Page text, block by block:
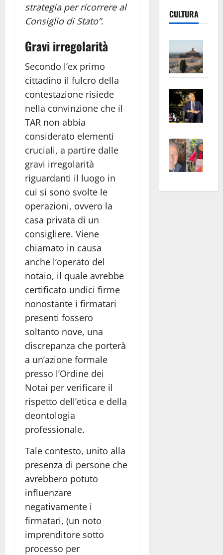
strategia per ricorrere al
Consiglio di Stato”.
Gravi irregolarità
Secondo l’ex primo
cittadino il fulcro della
contestazione risiede
nella convinzione che il
TAR non abbia
considerato elementi
cruciali, a partire dalle
gravi irregolarità
riguardanti il luogo in
cui si sono svolte le
operazioni, ovvero la
casa privata di un
consigliere. Viene
chiamato in causa
anche l’operato del
notaio, il quale avrebbe
certificato undici firme
nonostante i firmatari
presenti fossero
soltanto nove, una
discrepanza che porterà
a un’azione formale
presso l’Ordine dei
Notai per verificare il
rispetto dell’etica e della
deontologia
professionale.
Tale contesto, unito alla
presenza di persone che
avrebbero potuto
influenzare
negativamente i
firmatari, (un noto
imprenditore sotto
processo per
CULTURA
euro
apre